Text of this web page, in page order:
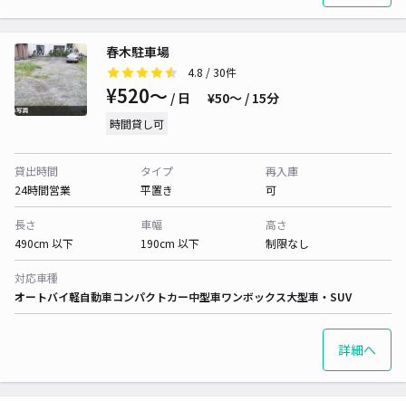
春木駐車場
4.8 / 30件
¥520〜 / 日 ¥50〜 / 15分
時間貸し可
貸出時間
24時間営業
タイプ
平置き
再入庫
可
長さ
490cm 以下
車幅
190cm 以下
高さ
制限なし
対応車種
オートバイ軽自動車コンパクトカー中型車ワンボックス大型車・SUV
詳細へ